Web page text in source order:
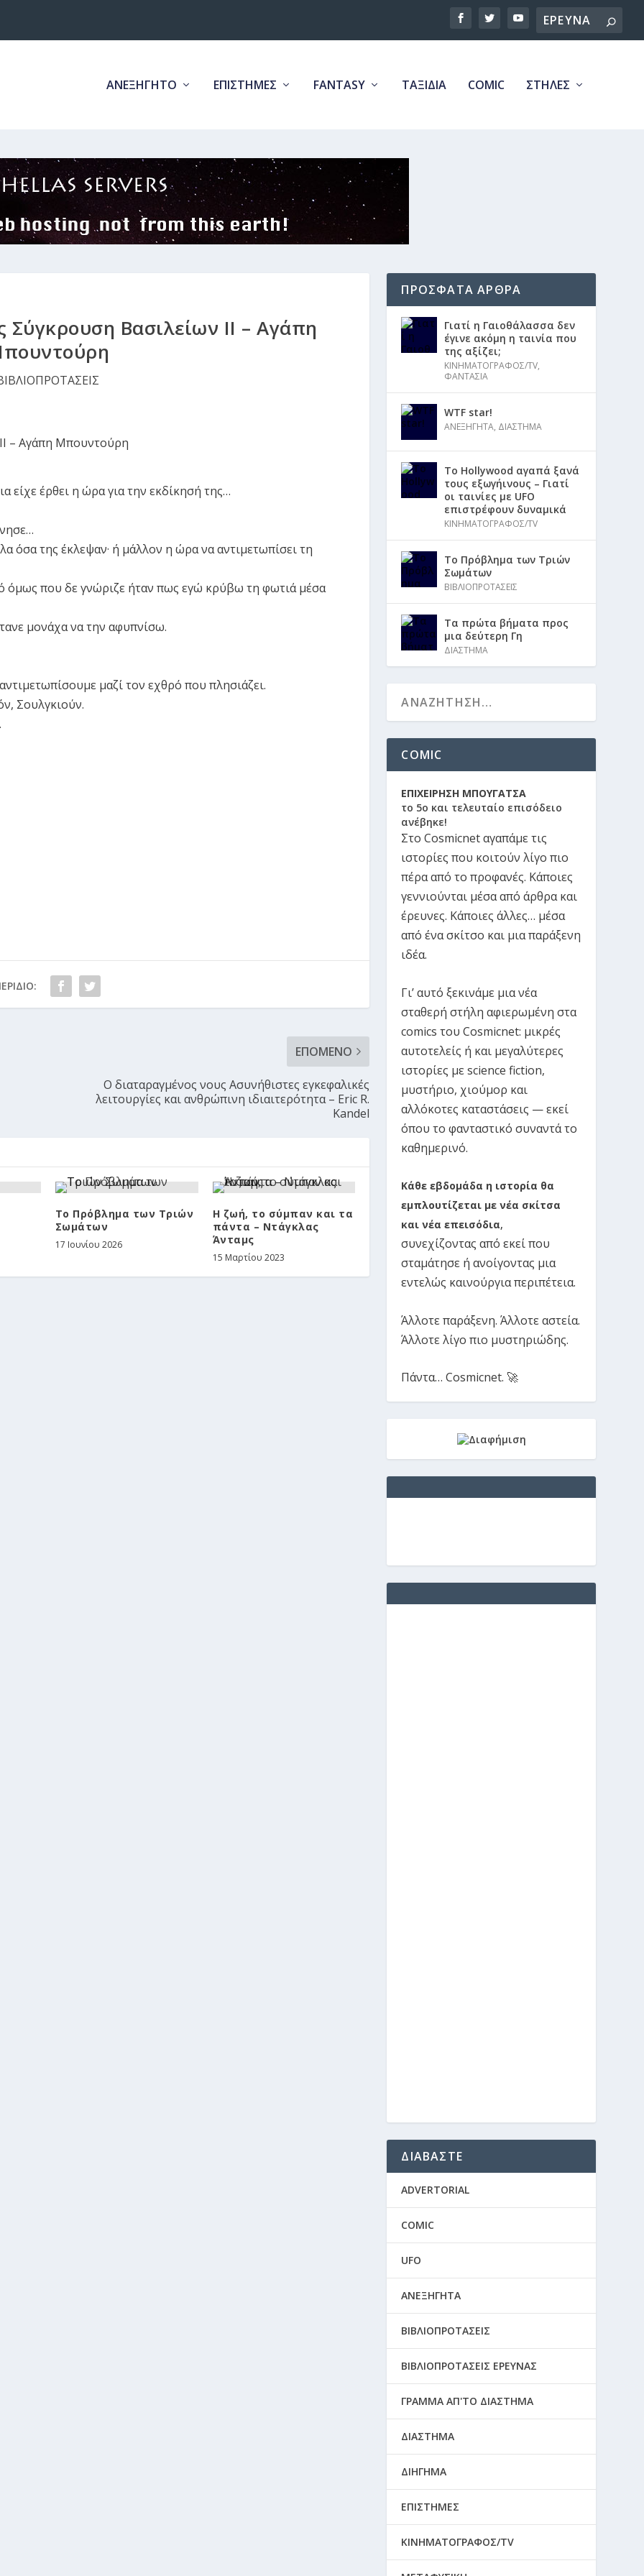
Search
ΑΝΕΞΗΓΗΤΟ ΕΠΙΣΤΗΜΕΣ FANTASY ΤΑΞΙΔΙΑ COMIC ΣΤΗΛΕΣ
Βασιλείων ΙΙ – Αγάπη
είχε έρθει η ώρα για την εκδίκησή της…
όσα της έκλεψαν· ή μάλλον η ώρα να αντιμετωπίσει τη
όμως που δε γνώριζε ήταν πως εγώ κρύβω τη φωτιά μέσα
μονάχα να την αφυπνίσω.
μαζί τον εχθρό που πλησιάζει.
Σουλγκιούν.
ΕΠΌΜΕΝΟ
Ο διαταραγμένος νους Ασυνήθιστες εγκεφαλικές
λειτουργίες και ανθρώπινη ιδιαιτερότητα – Eric R.
Kandel
Το Πρόβλημα των Τριών
Σωμάτων
17 Ιουνίου 2026
Η ζωή, το σύμπαν και τα
πάντα – Ντάγκλας
Άνταμς
15 Μαρτίου 2023
ΠΡΟΣΦΑΤΑ ΑΡΘΡΑ
Γιατί η Γαιοθάλασσα δεν
έγινε ακόμη η ταινία που
της αξίζει;
ΚΙΝΗΜΑΤΟΓΡΑΦΟΣ/TV,
ΦΑΝΤΑΣΙΑ
WTF star!
ΑΝΕΞΗΓΗΤΑ, ΔΙΑΣΤΗΜΑ
Το Hollywood αγαπά ξανά
τους εξωγήινους – Γιατί
οι ταινίες με UFO
επιστρέφουν δυναμικά
ΚΙΝΗΜΑΤΟΓΡΑΦΟΣ/TV
Το Πρόβλημα των Τριών
Σωμάτων
ΒΙΒΛΙΟΠΡΟΤΑΣΕΙΣ
Τα πρώτα βήματα προς
μια δεύτερη Γη
ΔΙΑΣΤΗΜΑ
COMIC
ΕΠΙΧΕΙΡΗΣΗ ΜΠΟΥΓΑΤΣΑ
το 5ο και τελευταίο επισόδειο
ανέβηκε!
Στο Cosmicnet αγαπάμε τις
ιστορίες που κοιτούν λίγο πιο
πέρα από το προφανές. Κάποιες
γεννιούνται μέσα από άρθρα και
έρευνες. Κάποιες άλλες… μέσα
από ένα σκίτσο και μια παράξενη
ιδέα.
Γι’ αυτό ξεκινάμε μια νέα
σταθερή στήλη αφιερωμένη στα
comics του Cosmicnet: μικρές
αυτοτελείς ή και μεγαλύτερες
ιστορίες με science fiction,
μυστήριο, χιούμορ και
αλλόκοτες καταστάσεις — εκεί
όπου το φανταστικό συναντά το
καθημερινό.
Κάθε εβδομάδα η ιστορία θα
εμπλουτίζεται με νέα σκίτσα
και νέα επεισόδια,
συνεχίζοντας από εκεί που
σταμάτησε ή ανοίγοντας μια
εντελώς καινούργια περιπέτεια.
Άλλοτε παράξενη. Άλλοτε αστεία.
Άλλοτε λίγο πιο μυστηριώδης.
Πάντα… Cosmicnet. 🚀
ΔΙΑΒΑΣΤΕ
ADVERTORIAL
COMIC
UFO
ΑΝΕΞΗΓΗΤΑ
ΒΙΒΛΙΟΠΡΟΤΑΣΕΙΣ
ΒΙΒΛΙΟΠΡΟΤΑΣΕΙΣ ΕΡΕΥΝΑΣ
ΓΡΑΜΜΑ ΑΠ'ΤΟ ΔΙΑΣΤΗΜΑ
ΔΙΑΣΤΗΜΑ
ΔΙΗΓΗΜΑ
ΕΠΙΣΤΗΜΕΣ
ΚΙΝΗΜΑΤΟΓΡΑΦΟΣ/TV